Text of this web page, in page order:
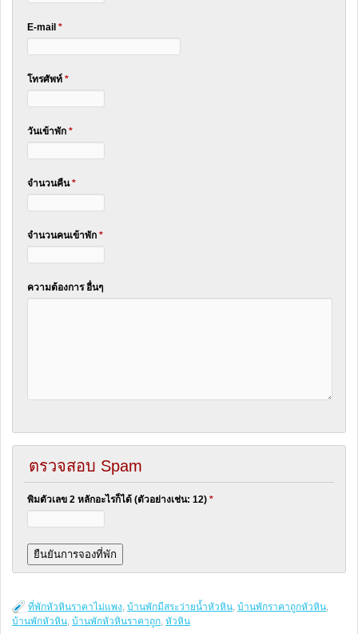
E-mail *
โทรศัพท์ *
วันเข้าพัก *
จำนวนคืน*
จำนวนคนเข้าพัก *
ความต้องการ อื่นๆ
ตรวจสอบ Spam
พิมตัวเลข 2 หลักอะไรก็ได้ (ตัวอย่างเช่น: 12) *
ที่พักหัวหินราคาไม่แพง, บ้านพักมีสระว่ายน้ำหัวหิน, บ้านพักราคาถูกหัวหิน,
บ้านพักหัวหิน, บ้านพักหัวหินราคาถูก, หัวหิน